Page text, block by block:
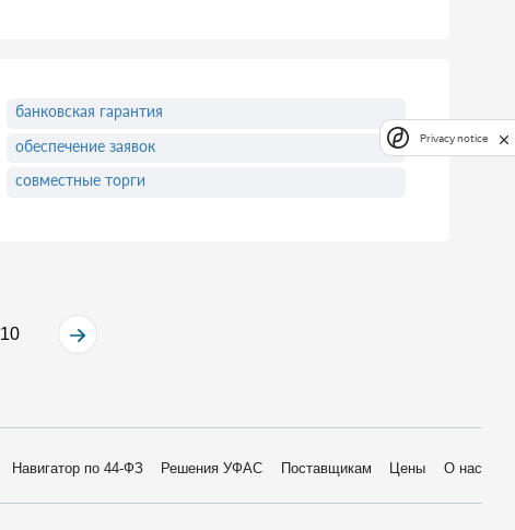
банковская гарантия
обеспечение заявок
совместные торги
10
Навигатор по 44-ФЗ Решения УФАС Поставщикам Цены О нас
Privacy notice